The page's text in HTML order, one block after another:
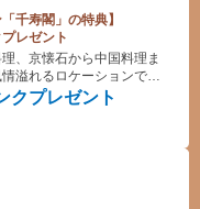
「千寿閣」の特典】
レゼント
クプレゼント
、京懐石から中国料理ま
溢れるロケーションでの
名門「しょうざん」の美